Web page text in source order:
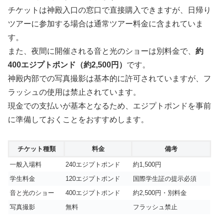
チケットは神殿入口の窓口で直接購入できますが、日帰り
ツアーに参加する場合は通常ツアー料金に含まれていま
す。
また、夜間に開催される音と光のショーは別料金で、 約
400エジプトポンド（約2,500円） です。
神殿内部での写真撮影は基本的に許可されていますが、フ
ラッシュの使用は禁止されています。
現金での支払いが基本となるため、エジプトポンドを事前
に準備しておくことをおすすめします。
チケット種類 料金 備考
一般入場料 240エジプトポンド
約1,500円
学生料金
120エジプトポンド
国際学生証の提示必須
音と光のショー
400エジプトポンド
約2,500円・別料金
写真撮影
無料 フラッシュ禁止